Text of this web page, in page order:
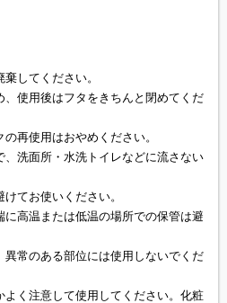
してください。
使用後はフタをきちんと閉めてくだ
再使用はおやめください。
洗面所・水洗トイレなどに流さない
てお使いください。
高温または低温の場所での保管は避
常のある部位には使用しないでくだ
く注意して使用してください。化粧